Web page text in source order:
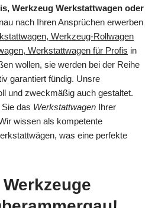
Werkzeug Werkstattwagen oder
nach Ihren Ansprüchen erwerben
Werkzeug-Rollwagen
Werkstattwagen für Profis in
wollen, sie werden bei der Reihe
garantiert fündig. Unsre
und zweckmäßig auch gestaltet.
das Werkstattwagen Ihrer
wissen als kompetente
was eine perfekte